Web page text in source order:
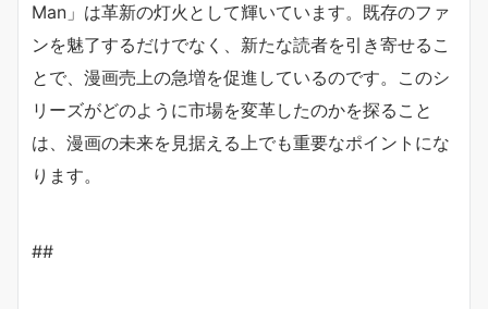
Man」は革新の灯火として輝いています。既存のファ
ンを魅了するだけでなく、新たな読者を引き寄せるこ
とで、漫画売上の急増を促進しているのです。このシ
リーズがどのように市場を変革したのかを探ること
は、漫画の未来を見据える上でも重要なポイントにな
ります。
##